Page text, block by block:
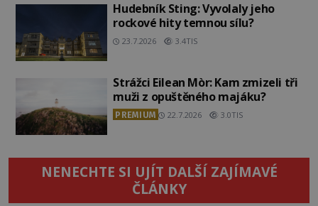
Hudebník Sting: Vyvolaly jeho
rockové hity temnou sílu?
23.7.2026 3.4TIS
Strážci Eilean Mòr: Kam zmizeli tři
muži z opuštěného majáku?
PREMIUM 22.7.2026 3.0TIS
NENECHTE SI UJÍT DALŠÍ ZAJÍMAVÉ
ČLÁNKY